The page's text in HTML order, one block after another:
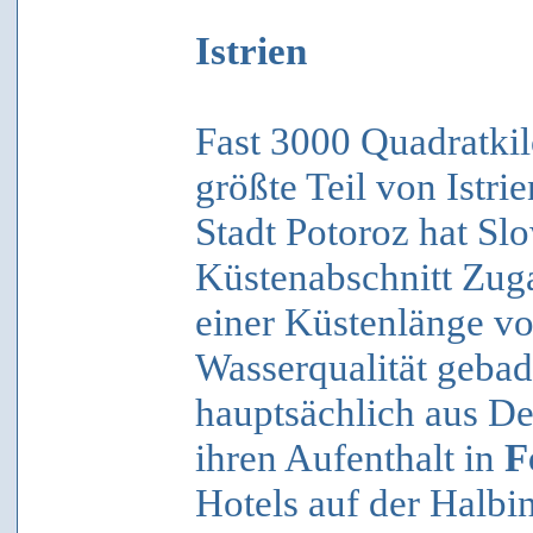
Istrien
Fast 3000
größte Teil von
Stadt Potoroz hat
Küstenabschnitt
einer Küstenlänge
Wasserqualität
hauptsächlich aus
ihren Aufenthalt in
Hotels auf der